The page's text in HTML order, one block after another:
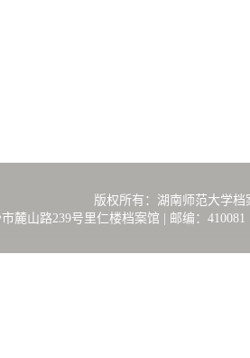
版权所有：湖南师范大学档
麓山路239号里仁楼档案馆 | 邮编：410081